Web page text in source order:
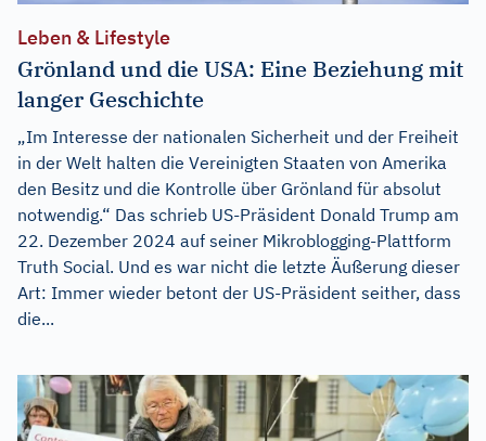
Leben & Lifestyle
Grönland und die USA: Eine Beziehung mit
langer Geschichte
„Im Interesse der nationalen Sicherheit und der Freiheit
in der Welt halten die Vereinigten Staaten von Amerika
den Besitz und die Kontrolle über Grönland für absolut
notwendig.“ Das schrieb US-Präsident Donald Trump am
22. Dezember 2024 auf seiner Mikroblogging-Plattform
Truth Social. Und es war nicht die letzte Äußerung dieser
Art: Immer wieder betont der US-Präsident seither, dass
die...